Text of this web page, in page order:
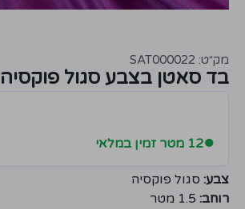
מק״ט: SAT000022
בד סאטן בצבע סגול פוקסיה
●12 מטר זמין במלאי
צבע: סגול פוקסיה
רוחב: 1.5 מטר